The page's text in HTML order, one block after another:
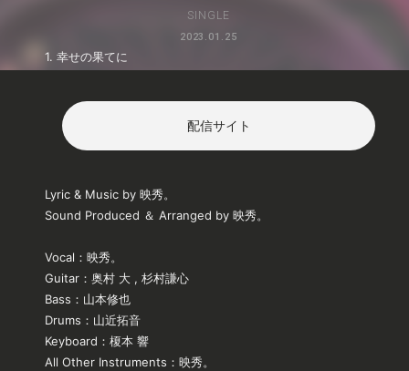
YouTube X Instagram Tiktok
SINGLE
2023.01.25
1. 幸せの果てに
配信サイト
Lyric & Music by 映秀。
Sound Produced ＆ Arranged by 映秀。
Vocal：映秀。
Guitar：奥村 大 , 杉村謙心
Bass：山本修也
Drums：山近拓音
Keyboard：榎本 響
All Other Instruments：映秀。